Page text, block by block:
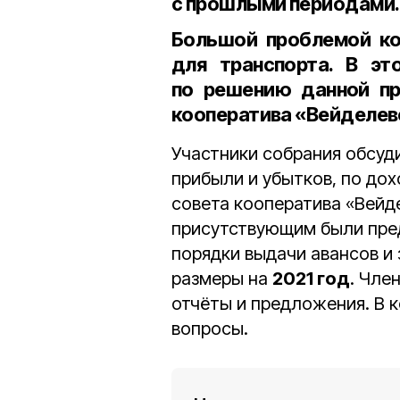
Большой проблемой
для транспорта. В
по решению данной
кооператива
Участники собрания
прибыли и убытков, по
совета кооператива
присутствующим были
порядки выдачи авансов
размеры на 2021 год.
отчёты и предложения. В
вопросы.